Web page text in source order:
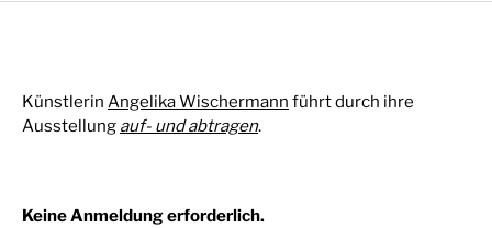
Künstlerin Angelika Wischermann führt durch ihre
Ausstellung auf- und abtragen.
Keine Anmeldung erforderlich.